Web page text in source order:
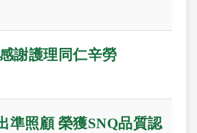
謝護理同仁辛勞
準照顧 榮獲SNQ品質認